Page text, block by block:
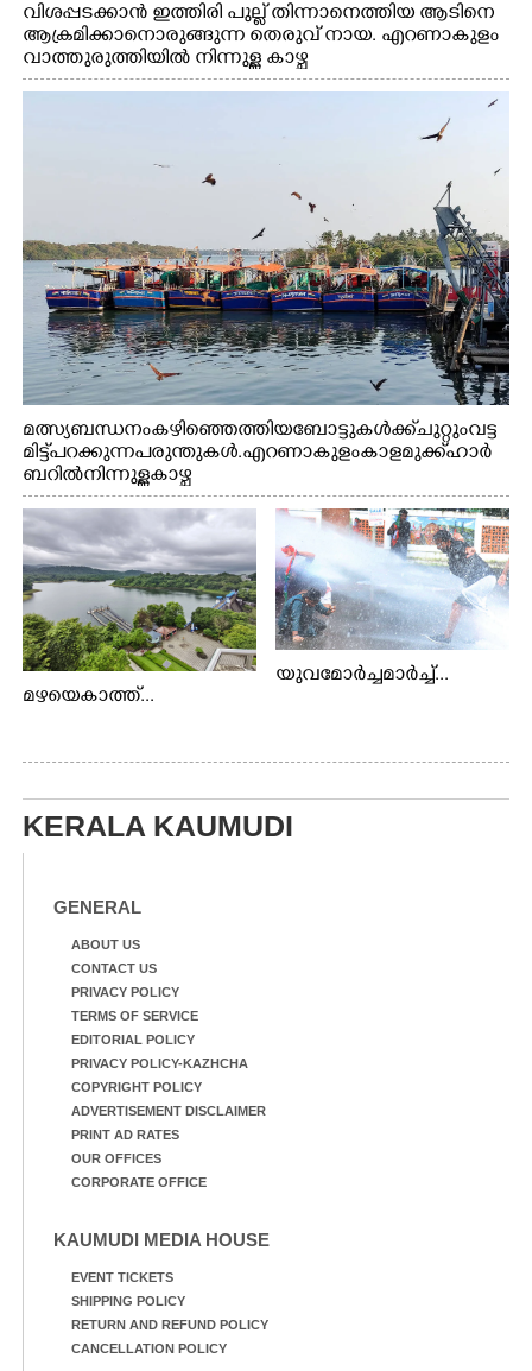
വിശപ്പടക്കാൻ ഇത്തിരി പുല്ല് തിന്നാനെത്തിയ ആടിനെ
ആക്രമിക്കാനൊരുങ്ങുന്ന തെരുവ് നായ. എറണാകുളം
വാത്തുരുത്തിയിൽ നിന്നുള്ള കാഴ്ച
മത്സ്യബന്ധനം കഴിഞ്ഞെത്തിയ ബോട്ടുകൾക്ക് ചുറ്റും വട്ട
മിട്ട് പറക്കുന്ന പരുന്തുകൾ. എറണാകുളം കാളമുക്ക് ഹാർ
ബറിൽ നിന്നുള്ള കാഴ്ച
മഴയെകാത്ത്...
യുവമോർച്ചമാർച്ച്...
KERALA KAUMUDI
GENERAL
ABOUT US
CONTACT US
PRIVACY POLICY
TERMS OF SERVICE
EDITORIAL POLICY
PRIVACY POLICY-KAZHCHA
COPYRIGHT POLICY
ADVERTISEMENT DISCLAIMER
PRINT AD RATES
OUR OFFICES
CORPORATE OFFICE
KAUMUDI MEDIA HOUSE
EVENT TICKETS
SHIPPING POLICY
RETURN AND REFUND POLICY
CANCELLATION POLICY